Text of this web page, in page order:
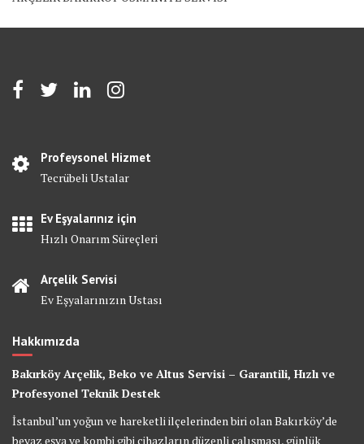
Profeysonel Hizmet
Tecrübeli Ustalar
Ev Eşyalarınız için
Hızlı Onarım Süreçleri
Arçelik Servisi
Ev Eşyalarınızın Ustası
Hakkımızda
Bakırköy Arçelik, Beko ve Altus Servisi – Garantili, Hızlı ve
Profesyonel Teknik Destek
İstanbul’un yoğun ve hareketli ilçelerinden biri olan Bakırköy’de
beyaz eşya ve kombi gibi cihazların düzenli çalışması, günlük